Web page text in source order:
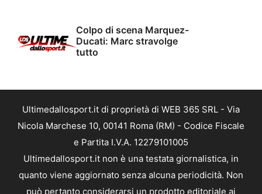
Colpo di scena Marquez-
Ducati: Marc stravolge
tutto
Ultimedallosport.it di proprietà di WEB 365 SRL - Via
Nicola Marchese 10, 00141 Roma (RM) - Codice Fiscale
e Partita I.V.A. 12279101005
Ultimedallosport.it non è una testata giornalistica, in
quanto viene aggiornato senza alcuna periodicità. Non
può pertanto considerarsi un prodotto editoriale ai